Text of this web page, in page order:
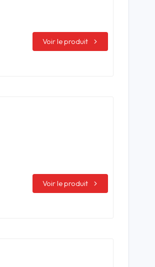
Voir le produit
Voir le produit